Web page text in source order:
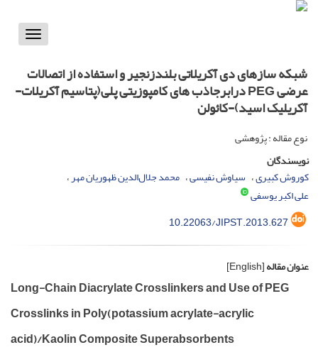
Toggle
شبکه سازهای دی آکریلاتی بلندزنجیر و استفاده از اتصالات
عرضی PEG درابرجاذب های کامپوزیتی پلی(پتاسیم آکریلات-
آکریلیک اسید)-کائولن
نوع مقاله : پژوهشی
نویسندگان
کوروش کبیری سیاوش نفیسی محمد جلال‌الدین ظهوریان مهر
علی اکبر یوسفی
10.22063/JIPST.2013.627
عنوان مقاله[English]
Long-Chain Diacrylate Crosslinkers and Use of PEG
Crosslinks in Poly(potassium acrylate-acrylic
acid)/Kaolin Composite Superabsorbents